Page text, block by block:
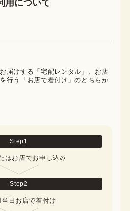
用について
届けする「宅配レンタル」、お店
行う「お店で着付け」のどちらか
Step1
はお店でお申し込み
Step2
当日お店で着付け